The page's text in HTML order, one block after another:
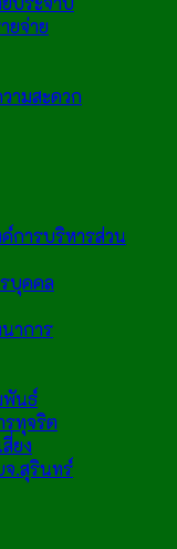
จ่าย
ามสะดวก
การบริหารส่วน
บุคคล
าการ
พันธ์
ทุจริต
ยง
จ.สุรินทร์